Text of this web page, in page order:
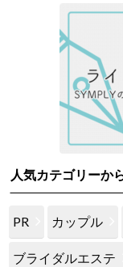
人気カテゴリーか
PR カップル
ブライダルエステ